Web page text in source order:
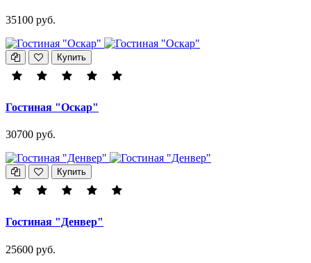
35100 руб.
Купить
Гостиная "Оскар"
30700 руб.
Купить
Гостиная "Денвер"
25600 руб.